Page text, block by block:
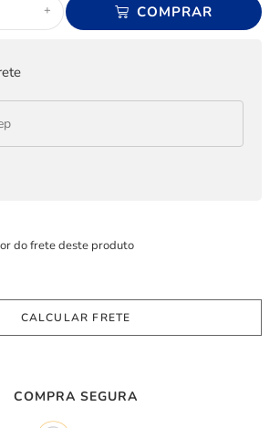
+ COMPRAR
do frete deste produto
COMPRA SEGURA